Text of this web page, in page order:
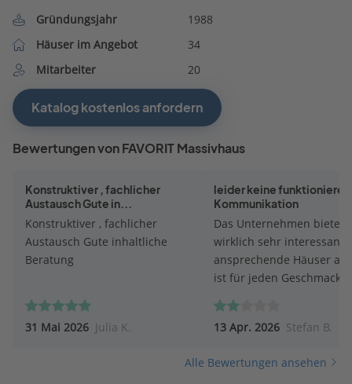
Gründungsjahr
1988
Häuser im Angebot
34
Mitarbeiter
20
Katalog kostenlos anfordern
Bewertungen von FAVORIT Massivhaus
Konstruktiver , fachlicher
Austausch Gute in...
Konstruktiver , fachlicher
Austausch Gute inhaltliche
Beratung
31 Mai 2026 Julia K.
leider keine
Kommunikation
Das Unternehmen bietet
wirklich sehr
ansprechende Häuser an,
ist für jeden Geschmack
übersichtlich und
aufgebaut und auch an
etwas zu verbessern.
13 Apr. 2026 Stefan B.
Alle Bewertungen ansehen